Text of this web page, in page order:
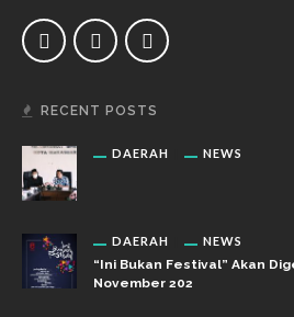
RECENT POSTS
DAERAH NEWS
DAERAH NEWS
“Ini Bukan Festival” Akan
November 202